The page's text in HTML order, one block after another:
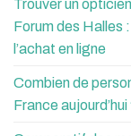
Trouver un
Forum des Halles
l’achat en ligne
Combien de
France aujourd’hui